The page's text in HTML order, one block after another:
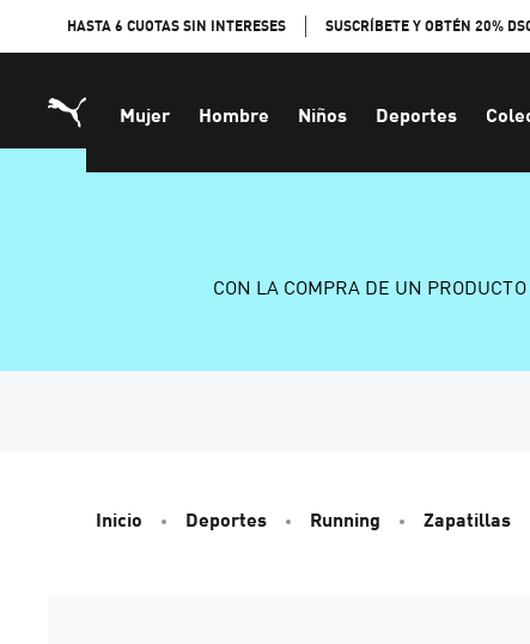
HASTA 6 CUOTAS SIN INTERESES SUSCRÍBETE Y OBTÉN 20%
Mujer Hombre Niños Deportes
CON LA COMPRA DE UN
Inicio Deportes Running Zapatillas